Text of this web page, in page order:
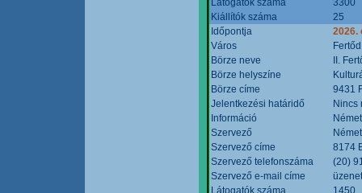
Kiállítók száma
25
Időpontja
2026.
Város
Fertőd
Börze neve
II.
Börze helyszíne
Börze címe
9431
Jelentkezési határidő
Nincs
Információ
Szervező
Szervező címe
8174
Szervező telefonszáma
(20)
Szervező e-mail címe
Látogatók száma
1450